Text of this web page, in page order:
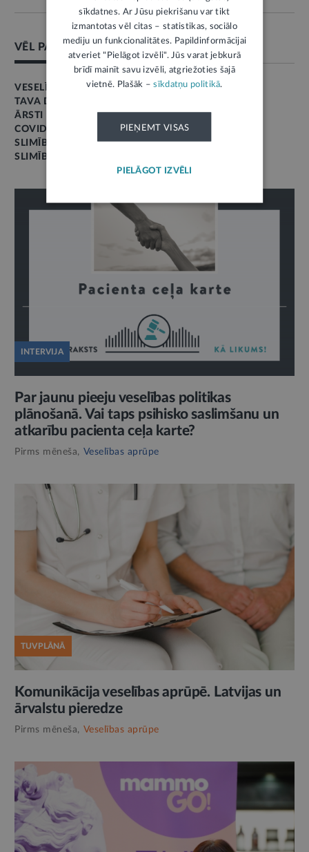
VĒL PAR ŠO TĒMU
VESELĪBAS APRŪPE
TAVA DROŠĪBA
ĀRSTI
COVID-19
SLIMĪBA
SLIMĪBAS LAPA
INTERVIJA
Par jaunu pieeju veselības politikas
plānošanā. Vai taps psihisko saslimšanu un
atkarību pacienta ceļa karte?
Pirms mēneša, Veselības aprūpe
TUVPLĀNĀ
Komunikācija veselības aprūpē. Latvijas un
ārvalstu pieredze
Pirms mēneša, Veselības aprūpe
sīkdatnes. Ar Jūsu piekrišanu var tikt
izmantotas vēl citas – statistikas, sociālo
mediju un funkcionalitātes. Papildinformācijai
atveriet "Pielāgot izvēli". Jūs varat jebkurā
brīdī mainīt savu izvēli, atgriežoties šajā
vietnē. Plašāk –sīkdatņu politikā.
PIEŅEMT VISAS
PIELĀGOT IZVĒLI